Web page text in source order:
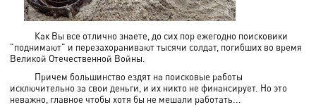
Как Вы все отлично знаете, до сих пор ежегодно поисковики
"поднимают" и перезахоранивают тысячи солдат, погибших во время
Великой Отечественной Войны.
Причем большинство ездят на поисковые работы
исключительно за свои деньги, и их никто не финансирует. Но это
неважно, главное чтобы хотя бы не мешали работать...